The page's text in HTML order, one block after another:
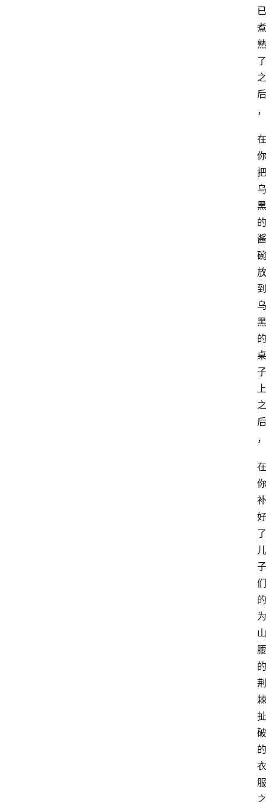
已
煮
熟
了
之
后
，
在
你
把
乌
黑
的
酱
碗
放
到
乌
黑
的
桌
子
上
之
后
，
在
你
补
好
了
儿
子
们
的
为
山
腰
的
荆
棘
扯
破
的
衣
服
之